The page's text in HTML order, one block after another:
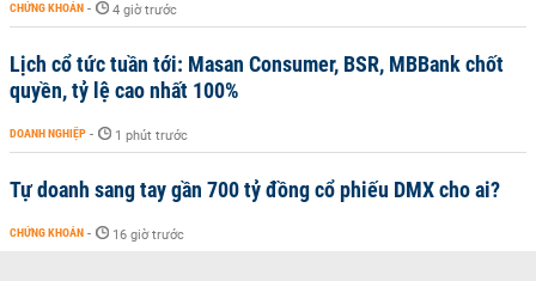
CHỨNG KHOÁN - 4 giờ trước
Lịch cổ tức tuần tới: Masan Consumer, BSR, MBBank chốt
quyền, tỷ lệ cao nhất 100%
DOANH NGHIỆP - 1 phút trước
Tự doanh sang tay gần 700 tỷ đồng cổ phiếu DMX cho ai?
CHỨNG KHOÁN - 16 giờ trước